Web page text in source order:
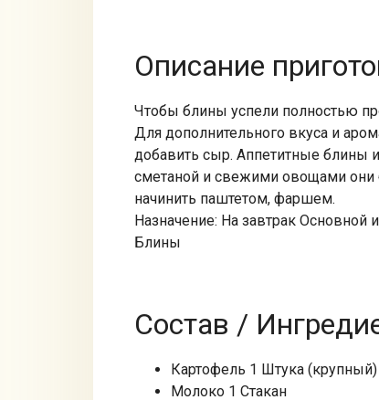
Описание
Чтобы блины успели полностью
Для дополнительного вкуса и
добавить сыр. Аппетитные блины
сметаной и свежими овощами они
начинить паштетом, фаршем.
Назначение: На завтрак
Блины
Состав /
Картофель 1 Штука (крупный)
Молоко 1 Стакан